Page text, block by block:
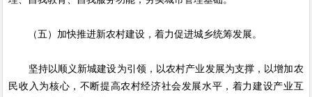
（五）加快推进新农村建设，着力促进城乡统筹发展。
坚持以顺义新城建设为引领，以农村产业发展为支撑，以增加农
民收入为核心，不断提高农村经济社会发展水平，着力建设产业互